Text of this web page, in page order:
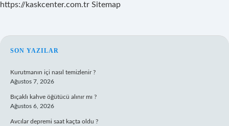
https://kaskcenter.com.tr Sitemap
SIDEBAR
SON YAZILAR
Kurutmanın içi nasıl temizlenir ?
Ağustos 7, 2026
Bıçaklı kahve öğütücü alınır mı ?
Ağustos 6, 2026
Avcılar depremi saat kaçta oldu ?